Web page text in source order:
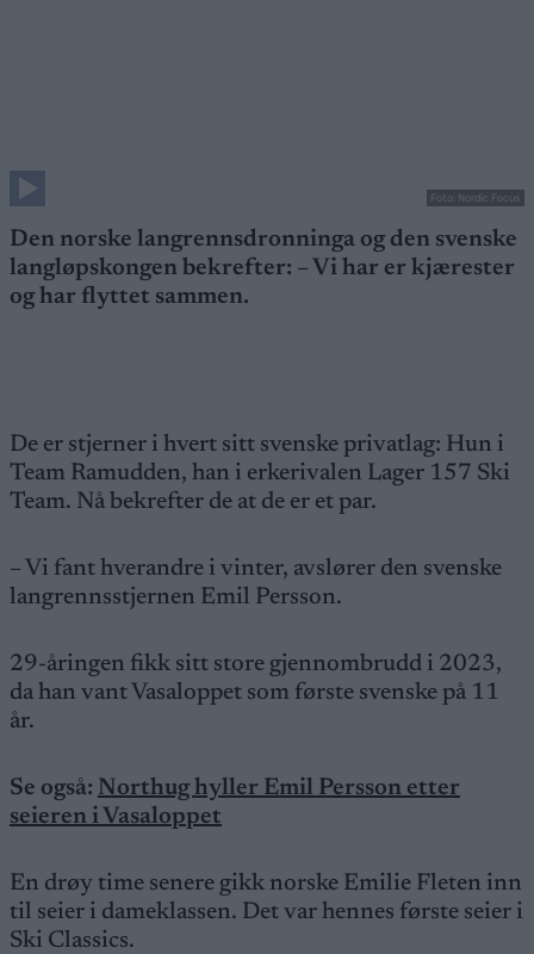
Foto: Nordic Focus
Den norske langrennsdronninga og den svenske
langløpskongen bekrefter: – Vi har er kjærester
og har flyttet sammen.
De er stjerner i hvert sitt svenske privatlag: Hun i
Team Ramudden, han i erkerivalen Lager 157 Ski
Team. Nå bekrefter de at de er et par.
– Vi fant hverandre i vinter, avslører den svenske
langrennsstjernen Emil Persson.
29-åringen fikk sitt store gjennombrudd i 2023,
da han vant Vasaloppet som første svenske på 11
år.
Se også: Northug hyller Emil Persson etter
seieren i Vasaloppet
En drøy time senere gikk norske Emilie Fleten inn
til seier i dameklassen. Det var hennes første seier i
Ski Classics.